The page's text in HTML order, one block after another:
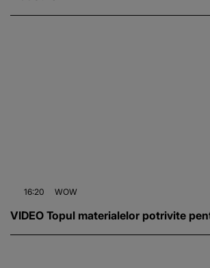
16:20 WOW
VIDEO Topul materialelor potrivite